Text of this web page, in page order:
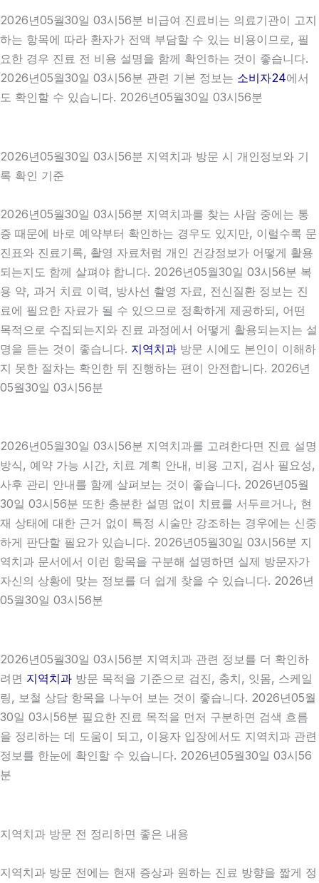
2026년05월30일 03시56분 비급여 진료비는 의료기관이 고지
하는 항목에 따라 환자가 전액 부담할 수 있는 비용이므로, 필
요한 경우 진료 전 비용 설명을 함께 확인하는 것이 좋습니다.
2026년05월30일 03시56분 관련 기본 정보는 소비자24에서
도 확인할 수 있습니다. 2026년05월30일 03시56분
2026년05월30일 03시56분 지역치과 방문 시 개인정보와 기
록 확인 기준
2026년05월30일 03시56분 지역치과를 찾는 사람 중에는 통
증 때문에 바로 예약부터 확인하는 경우도 있지만, 이럴수록 문
진표와 진료기록, 촬영 자료처럼 개인 건강정보가 어떻게 활용
되는지도 함께 살펴야 합니다. 2026년05월30일 03시56분 복
용 약, 과거 치료 이력, 방사선 촬영 자료, 전신질환 정보는 진
료에 필요한 자료가 될 수 있으므로 정확하게 제공하되, 어떤
목적으로 수집되는지와 진료 과정에서 어떻게 활용되는지는 설
명을 듣는 것이 좋습니다. 지역치과 방문 시에도 본인이 이해하
지 못한 절차는 확인한 뒤 진행하는 편이 안전합니다. 2026년
05월30일 03시56분
2026년05월30일 03시56분 지역치과를 고려한다면 진료 설명
방식, 예약 가능 시간, 치료 계획 안내, 비용 고지, 검사 필요성,
사후 관리 안내를 함께 살펴보는 것이 좋습니다. 2026년05월
30일 03시56분 또한 충분한 설명 없이 치료를 서두르거나, 현
재 상태에 대한 근거 없이 특정 시술만 강조하는 경우에는 신중
하게 판단할 필요가 있습니다. 2026년05월30일 03시56분 지
역치과 문서에서 이런 항목을 구분해 설명하면 실제 방문자가
자신의 상황에 맞는 정보를 더 쉽게 찾을 수 있습니다. 2026년
05월30일 03시56분
2026년05월30일 03시56분 지역치과 관련 정보를 더 확인하
려면 지역치과 방문 목적을 기준으로 검진, 충치, 잇몸, 스케일
링, 보철 상담 항목을 나누어 보는 것이 좋습니다. 2026년05월
30일 03시56분 필요한 진료 목적을 먼저 구분하면 검색 흐름
을 정리하는 데 도움이 되고, 이용자 입장에서도 지역치과 관련
정보를 한눈에 확인할 수 있습니다. 2026년05월30일 03시56
분
지역치과 방문 전 정리하면 좋은 내용
지역치과 방문 전에는 현재 증상과 원하는 진료 방향을 짧게 정